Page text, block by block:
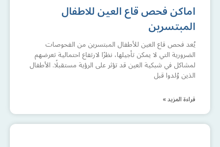
اماكن فحص قاع العين للاطفال
المبتسرين
يُعد فحص قاع العين للأطفال المبتسرين من الفحوصات
الضرورية التي لا يمكن تأجيلها، نظرًا لارتفاع احتمالية تعرضهم
لمشاكل في شبكية العين قد تؤثر على الرؤية مستقبلًا. الأطفال
الذين وُلدوا قبل
قراءة المزيد »